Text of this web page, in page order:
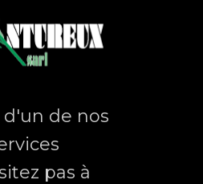
d'un de nos
pas à